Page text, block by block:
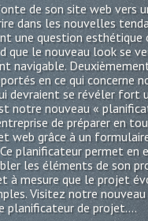
de son site web vers
dans les nouvelles
une question esthétique
que le nouveau look se
navigable.
en ce qui concerne
devraient se révéler fort
notre nouveau «
de préparer en
web grâce à un
planificateur permet en
les éléments de son
à mesure que le projet
Visitez notre
planificateur de projet....